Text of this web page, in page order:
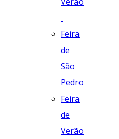
Feira
de
São
Pedro
Feira
de
Verão